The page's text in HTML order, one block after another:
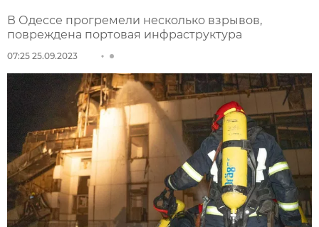
В Одессе прогремели несколько взрывов,
повреждена портовая инфраструктура
07:25 25.09.2023